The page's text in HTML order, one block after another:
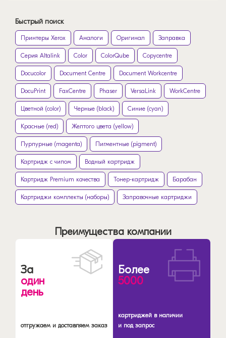
Быстрый поиск
Принтеры Xerox Аналоги Оригинал Заправка
Серия Altalink Color ColorQube Copycentre
Docucolor Document Centre Document Workcentre
DocuPrint FaxCentre Phaser VersaLink WorkCentre
Цветной (color) Черные (black) Синие (cyan)
Красные (red) Желтого цвета (yellow)
Пурпурные (magenta) Пигментные (pigment)
Картридж с чипом Водный картридж
Картридж Premium качества Тонер-картридж Барабан
Картриджи комплекты (наборы) Заправочные картриджи
Преимущества компании
За
один
день
отгружаем и доставляем заказ
Более
5000
картриджей в наличии
и под запрос